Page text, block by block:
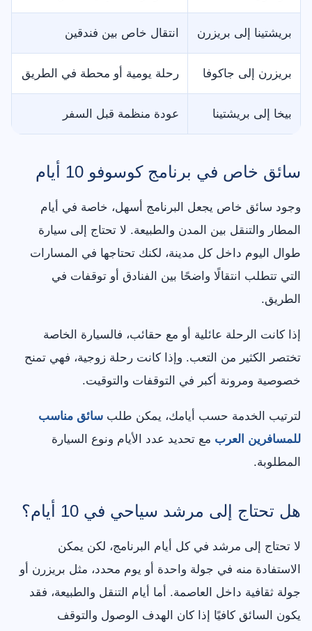
بريشتينا إلى بريزرن انتقال خاص بين فندقين
بريزرن إلى جاكوفا رحلة يومية أو محطة في الطريق
بيخا إلى بريشتينا عودة منظمة قبل السفر
سائق خاص في برنامج كوسوفو 10 أيام
وجود سائق خاص يجعل البرنامج أسهل، خاصة في أيام
المطار والتنقل بين المدن والطبيعة. لا تحتاج إلى سيارة
طوال اليوم داخل كل مدينة، لكنك تحتاجها في المسارات
التي تتطلب انتقالًا واضحًا بين الفنادق أو توقفات في
الطريق.
إذا كانت الرحلة عائلية أو مع حقائب، فالسيارة الخاصة
تختصر الكثير من التعب. وإذا كانت رحلة زوجية، فهي تمنح
خصوصية ومرونة أكبر في التوقفات والتوقيت.
لترتيب الخدمة حسب أيامك، يمكن طلب سائق مناسب
للمسافرين العرب مع تحديد عدد الأيام ونوع السيارة
المطلوبة.
هل تحتاج إلى مرشد سياحي في 10 أيام؟
لا تحتاج إلى مرشد في كل أيام البرنامج، لكن يمكن
الاستفادة منه في جولة واحدة أو يوم محدد، مثل بريزرن أو
جولة ثقافية داخل العاصمة. أما أيام التنقل والطبيعة، فقد
يكون السائق كافيًا إذا كان الهدف الوصول والتوقف